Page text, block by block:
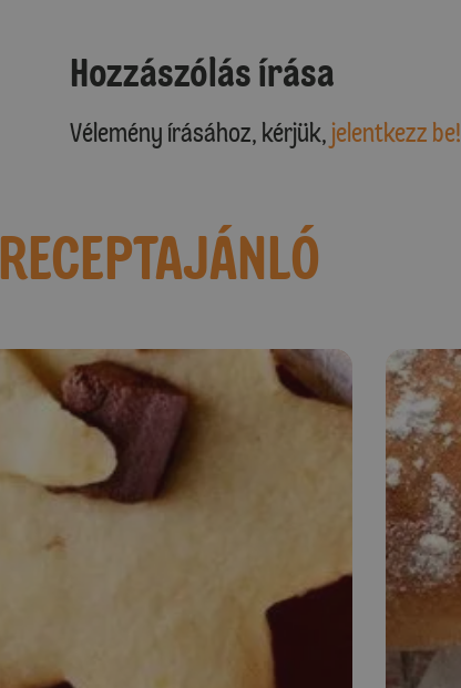
Hozzászólás írása
Vélemény írásához, kérjük, jelentkezz be!
RECEPTAJÁNLÓ